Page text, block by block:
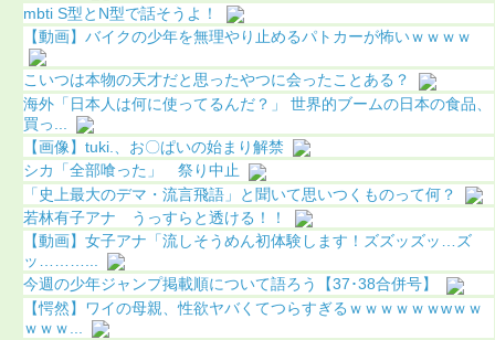
mbti S型とN型で話そうよ！
【動画】バイクの少年を無理やり止めるパトカーが怖いｗｗｗｗ
こいつは本物の天才だと思ったやつに会ったことある？
海外「日本人は何に使ってるんだ？」 世界的ブームの日本の食品、
買っ...
【画像】tuki.、お〇ぱいの始まり解禁
シカ「全部喰った」 祭り中止
「史上最大のデマ・流言飛語」と聞いて思いつくものって何？
若林有子アナ うっすらと透ける！！
【動画】女子アナ「流しそうめん初体験します！ズズッズッ…ズ
ッ………...
今週の少年ジャンプ掲載順について語ろう【37･38合併号】
【愕然】ワイの母親、性欲ヤバくてつらすぎるｗｗｗｗｗｗwｗｗ
ｗｗｗ...